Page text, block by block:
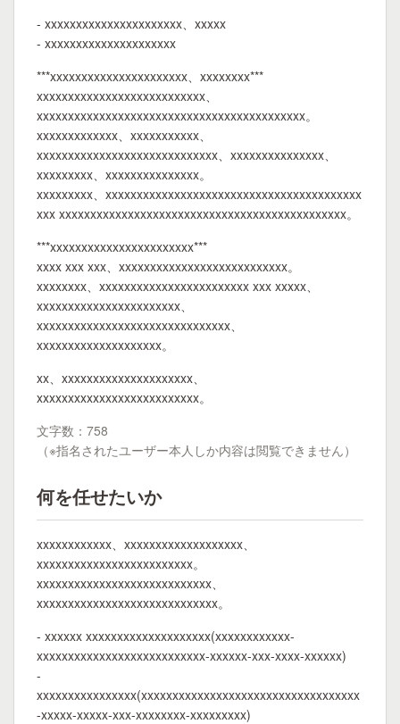
- xxxxxxxxxxxxxxxxxxxxxx、xxxxx
- xxxxxxxxxxxxxxxxxxxxx
***xxxxxxxxxxxxxxxxxxxxxx、xxxxxxxx***
xxxxxxxxxxxxxxxxxxxxxxxxxxx、
xxxxxxxxxxxxxxxxxxxxxxxxxxxxxxxxxxxxxxxxxxx。
xxxxxxxxxxxxx、xxxxxxxxxxx、
xxxxxxxxxxxxxxxxxxxxxxxxxxxxx、xxxxxxxxxxxxxxx、
xxxxxxxxx、xxxxxxxxxxxxxxx。
xxxxxxxxx、xxxxxxxxxxxxxxxxxxxxxxxxxxxxxxxxxxxxxxxxx
xxx xxxxxxxxxxxxxxxxxxxxxxxxxxxxxxxxxxxxxxxxxxxxxx。
***xxxxxxxxxxxxxxxxxxxxxxx***
xxxx xxx xxx、xxxxxxxxxxxxxxxxxxxxxxxxxxx。
xxxxxxxx、xxxxxxxxxxxxxxxxxxxxxxxx xxx xxxxx、
xxxxxxxxxxxxxxxxxxxxxxx、
xxxxxxxxxxxxxxxxxxxxxxxxxxxxxxx、
xxxxxxxxxxxxxxxxxxxx。
xx、xxxxxxxxxxxxxxxxxxxxx、
xxxxxxxxxxxxxxxxxxxxxxxxxx。
文字数：758
（※指名されたユーザー本人しか内容は閲覧できません）
何を任せたいか
xxxxxxxxxxxx、xxxxxxxxxxxxxxxxxxx、
xxxxxxxxxxxxxxxxxxxxxxxxx。
xxxxxxxxxxxxxxxxxxxxxxxxxxxx、
xxxxxxxxxxxxxxxxxxxxxxxxxxxxx。
- xxxxxx xxxxxxxxxxxxxxxxxxxx(xxxxxxxxxxxx-
xxxxxxxxxxxxxxxxxxxxxxxxxxx-xxxxxx-xxx-xxxx-xxxxxx)
-
xxxxxxxxxxxxxxxx(xxxxxxxxxxxxxxxxxxxxxxxxxxxxxxxxxxx
-xxxxx-xxxxx-xxx-xxxxxxxx-xxxxxxxxx)